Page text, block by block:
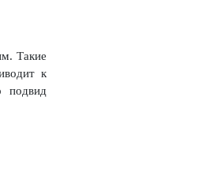
Такие
к
подвид